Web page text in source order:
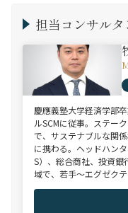
担当コンサルタ
慶應義塾大学経済学部
ルSCMに従事。ステー
で、サステナブルな関
に携わる。ヘッドハン
S）、総合商社、投資
域で、若手～エグゼク